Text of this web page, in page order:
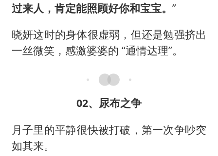
过来人，肯定能照顾好你和宝宝。 ”
晓妍这时的身体很虚弱，但还是勉强挤出
一丝微笑，感激婆婆的 “通情达理”。
02、尿布之争
月子里的平静很快被打破，第一次争吵突
如其来。